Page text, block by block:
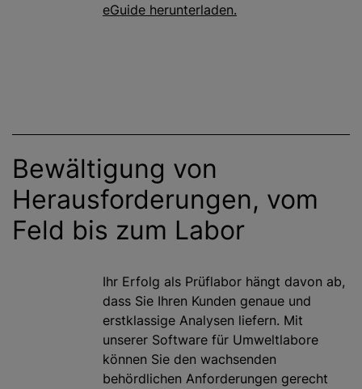
eGuide herunterladen.
Bewältigung von
Herausforderungen, vom
Feld bis zum Labor
Ihr Erfolg als Prüflabor hängt davon ab,
dass Sie Ihren Kunden genaue und
erstklassige Analysen liefern. Mit
unserer Software für Umweltlabore
können Sie den wachsenden
behördlichen Anforderungen gerecht